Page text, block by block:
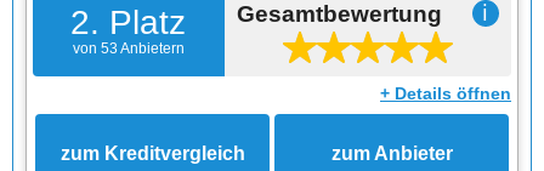
2. Platz
von 53 Anbietern
Gesamtbewertung ℹ
+ Details öffnen
zum Kreditvergleich zum Anbieter